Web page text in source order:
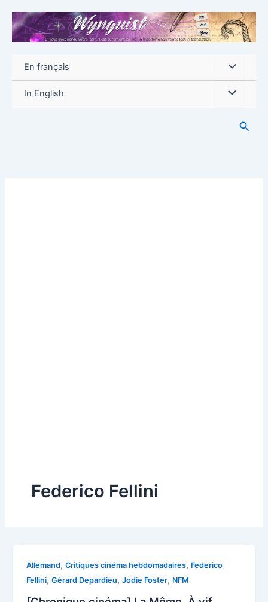
contenu
En français
In English
Federico Fellini
Allemand,Critiques cinéma hebdomadaires, Federico
Fellini,Gérard Depardieu,Jodie Foster, NFM